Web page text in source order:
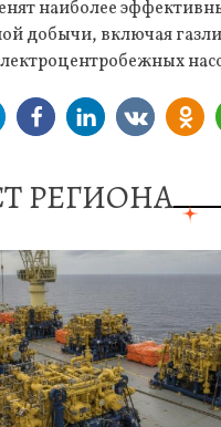
наиболее
добычи, включая
РЕГИОНА